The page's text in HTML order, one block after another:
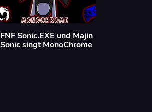
FNF Sonic.EXE und Majin
Sonic singt MonoChrome